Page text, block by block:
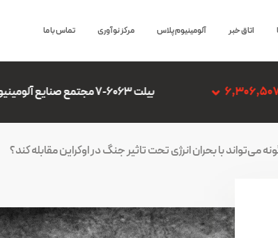
اتاق خبر آلومینیوم پلاس مرکز نوآوری تماس با ما
بیلت 6063-7 مجتمع صنایع آلومینیوم جنوب 6,306,507
می‌تواند با بحران انرژی تحت تاثیر جنگ در اوکراین مقابله کند؟